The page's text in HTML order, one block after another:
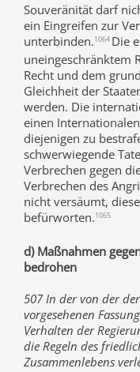
Souveränität darf
ein Eingreifen zur
unterbinden.1064 Die
uneingeschränktem
Recht und dem
Gleichheit der
werden. Die
einen
diejenigen zu
schwerwiegende
Verbrechen gegen
Verbrechen des
nicht versäumt,
befürworten.1065
d) Maßnahmen
bedrohen
507 In der von der
vorgesehenen
Verhalten der
die Regeln des
Zusammenlebens